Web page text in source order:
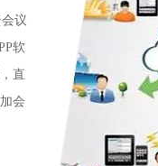
议
软
直
会